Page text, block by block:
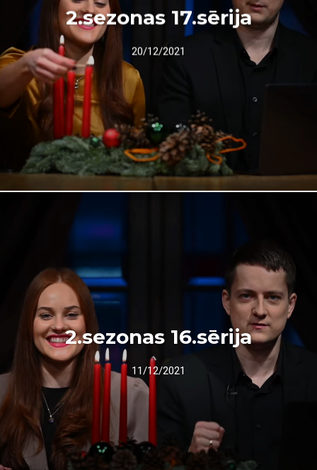
2.sezonas 17.sērija
20/12/2021
2.sezonas 16.sērija
11/12/2021